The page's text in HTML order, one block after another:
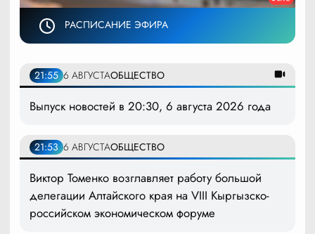
РАСПИСАНИЕ ЭФИРА
21:55 6 АВГУСТАОБЩЕСТВО
Выпуск новостей в 20:30, 6 августа 2026 года
21:53 6 АВГУСТАОБЩЕСТВО
Виктор Томенко возглавляет работу большой
делегации Алтайского края на VIII Кыргызско-
российском экономическом форуме